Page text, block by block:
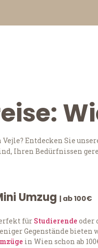
Entdecken Sie
Ihren Bedürfnissen
Umzug | ab 100€
für Studierende oder
Gegenstände bieten
in Wien schon ab